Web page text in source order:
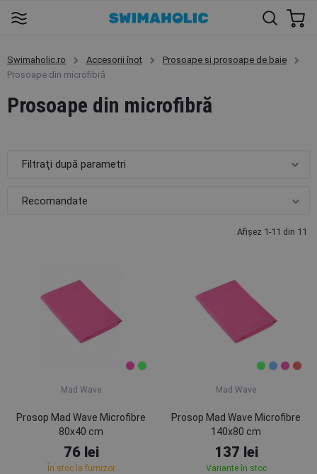
Swimaholic.ro Accesorii înot
Prosoape și prosoape de baie
Prosoape din microfibră
Prosoape din microfibră
Filtraţi după parametri
Afişez 1-11 din 11
Mad Wave
Prosop Mad Wave Microfibre
80x40 cm
76 lei
În stoc la furnizor
Mad Wave
Prosop Mad Wave Microfibre
140x80 cm
137 lei
Variante în stoc